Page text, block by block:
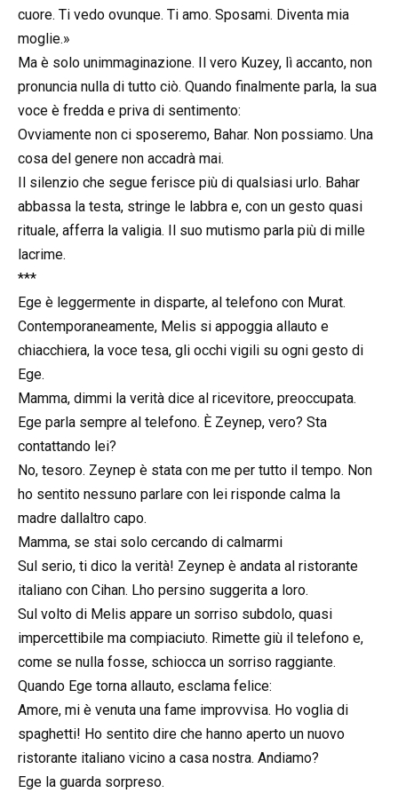
cuore. Ti vedo ovunque. Ti amo. Sposami. Diventa mia
moglie.»
Ma è solo unimmaginazione. Il vero Kuzey, lì accanto, non
pronuncia nulla di tutto ciò. Quando finalmente parla, la sua
voce è fredda e priva di sentimento:
Ovviamente non ci sposeremo, Bahar. Non possiamo. Una
cosa del genere non accadrà mai.
Il silenzio che segue ferisce più di qualsiasi urlo. Bahar
abbassa la testa, stringe le labbra e, con un gesto quasi
rituale, afferra la valigia. Il suo mutismo parla più di mille
lacrime.
***
Ege è leggermente in disparte, al telefono con Murat.
Contemporaneamente, Melis si appoggia allauto e
chiacchiera, la voce tesa, gli occhi vigili su ogni gesto di
Ege.
Mamma, dimmi la verità dice al ricevitore, preoccupata.
Ege parla sempre al telefono. È Zeynep, vero? Sta
contattando lei?
No, tesoro. Zeynep è stata con me per tutto il tempo. Non
ho sentito nessuno parlare con lei risponde calma la
madre dallaltro capo.
Mamma, se stai solo cercando di calmarmi
Sul serio, ti dico la verità! Zeynep è andata al ristorante
italiano con Cihan. Lho persino suggerita a loro.
Sul volto di Melis appare un sorriso subdolo, quasi
impercettibile ma compiaciuto. Rimette giù il telefono e,
come se nulla fosse, schiocca un sorriso raggiante.
Quando Ege torna allauto, esclama felice:
Amore, mi è venuta una fame improvvisa. Ho voglia di
spaghetti! Ho sentito dire che hanno aperto un nuovo
ristorante italiano vicino a casa nostra. Andiamo?
Ege la guarda sorpreso.